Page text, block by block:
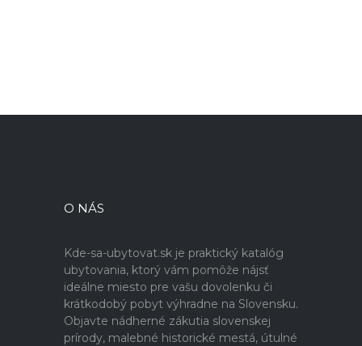
O NÁS
Kde-sa-ubytovat.sk je praktický katalóg
ubytovania, ktorý vám pomôže nájsť
ideálne miesto pre vašu dovolenku či
krátkodobý pobyt výhradne na Slovensku.
Objavte nádherné zákutia slovenskej
prírody, malebné historické mestá, útulné